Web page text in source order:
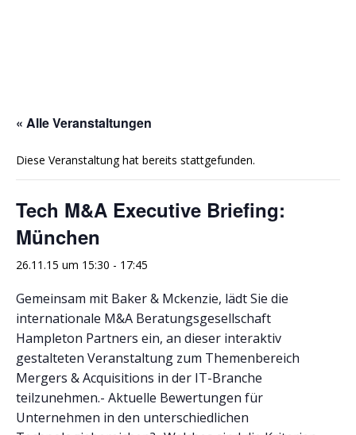
« Alle Veranstaltungen
Diese Veranstaltung hat bereits stattgefunden.
Tech M&A Executive Briefing:
München
26.11.15 um 15:30 - 17:45
Gemeinsam mit Baker & Mckenzie, lädt Sie die
internationale M&A Beratungsgesellschaft
Hampleton Partners ein, an dieser interaktiv
gestalteten Veranstaltung zum Themenbereich
Mergers & Acquisitions in der IT-Branche
teilzunehmen.- Aktuelle Bewertungen für
Unternehmen in den unterschiedlichen